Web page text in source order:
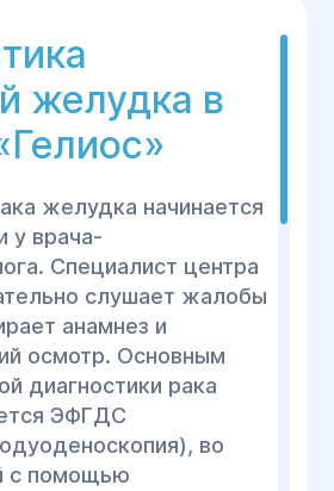
желудка в
желудка начинается
у врача-
Специалист центра
слушает жалобы
анамнез и
осмотр. Основным
диагностики рака
ЭФГДС
во
с помощью